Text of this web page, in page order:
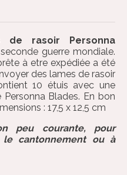
de rasoir Personna
guerre mondiale.
à etre expédiée a été
des lames de rasoir
10 étuis avec une
Blades. En bon
: 17,5 x 12,5 cm
peu courante, pour
cantonnement ou à